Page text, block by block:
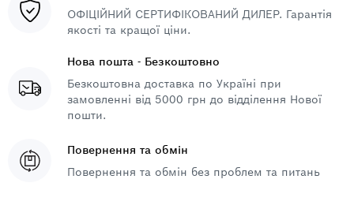
ОФІЦІЙНИЙ СЕРТИФІКОВАНИЙ ДИЛЕР. Гарантія
якості та кращої ціни.
Нова пошта - Безкоштовно
Безкоштовна доставка по Україні при
замовленні від 5000 грн до відділення Нової
пошти.
Повернення та обмін
Повернення та обмін без проблем та питань